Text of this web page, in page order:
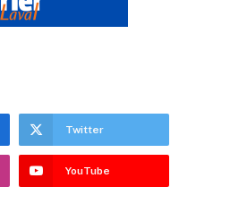
Twitter
YouTube